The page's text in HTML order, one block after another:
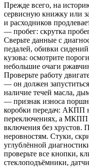
Прежде всего, на
сервисную книжку или
и расходников
— пробег: скрутка
Сверьте данные с
педалей, обивки
кузова: осмотрите
небольшие очаги
Проверьте работу
— он должен
наличие течей масла,
— признак износа
коробки передач: АКПП
переключениях, а МКПП
включения без хрустов.
неровностям. Стуки,
углублённой
проверьте все кнопки,
стеклоподъёмники,